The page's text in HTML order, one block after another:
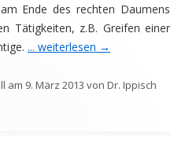
Ende des rechten Daumens
Tätigkeiten, z.B. Greifen einer
... weiterlesen →
am 9. März 2013 von Dr. Ippisch